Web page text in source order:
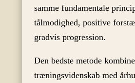
samme fundamentale
tålmodighed, positive
gradvis progression.
Den bedste metode
træningsvidenskab med